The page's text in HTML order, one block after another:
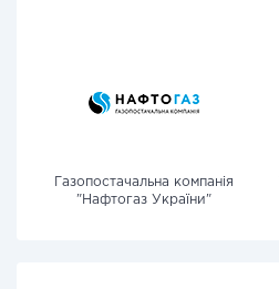
Газопостачальна компанія
"Нафтогаз України"